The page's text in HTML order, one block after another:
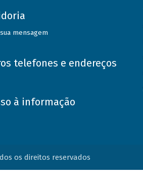
mensagem
telefones e endereços
à informação
os direitos reservados